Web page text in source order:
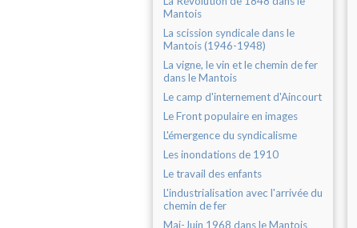
Mantois
La scission syndicale dans le
Mantois (1946-1948)
La vigne, le vin et le chemin de fer
dans le Mantois
Le camp d'internement d'Aincourt
Le Front populaire en images
L'émergence du syndicalisme
Les inondations de 1910
Le travail des enfants
L'industrialisation avec l'arrivée du
chemin de fer
Mai-Juin 1968 dans le Mantois